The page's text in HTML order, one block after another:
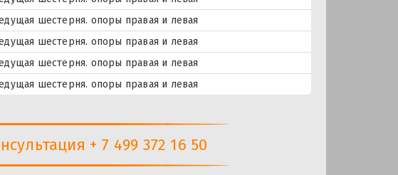
шестерня. опоры правая и левая
шестерня. опоры правая и левая
шестерня. опоры правая и левая
шестерня. опоры правая и левая
+ 7 499 372 16 50